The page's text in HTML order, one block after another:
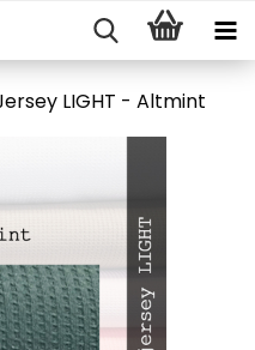
LIGHT - Altmint